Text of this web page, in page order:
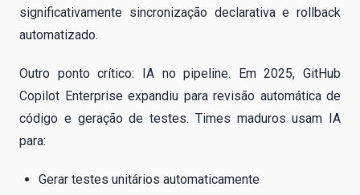
significativamente sincronização declarativa e rollback
automatizado.
Outro ponto crítico: IA no pipeline. Em 2025, GitHub
Copilot Enterprise expandiu para revisão automática de
código e geração de testes. Times maduros usam IA
para:
Gerar testes unitários automaticamente